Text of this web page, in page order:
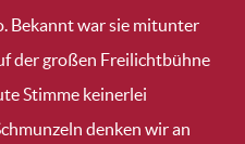
Bekannt war sie mitunter
der großen Freilichtbühne
Stimme keinerlei
denken wir an